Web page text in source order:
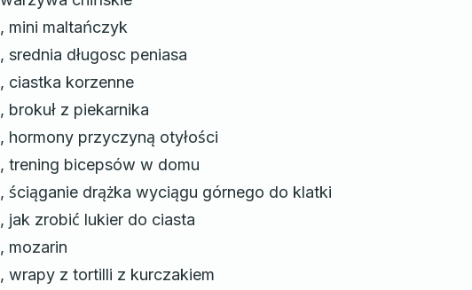
, mini maltańczyk
, srednia długosc peniasa
, ciastka korzenne
, brokuł z piekarnika
, hormony przyczyną otyłości
, trening bicepsów w domu
, ściąganie drążka wyciągu górnego do klatki
, jak zrobić lukier do ciasta
, mozarin
, wrapy z tortilli z kurczakiem